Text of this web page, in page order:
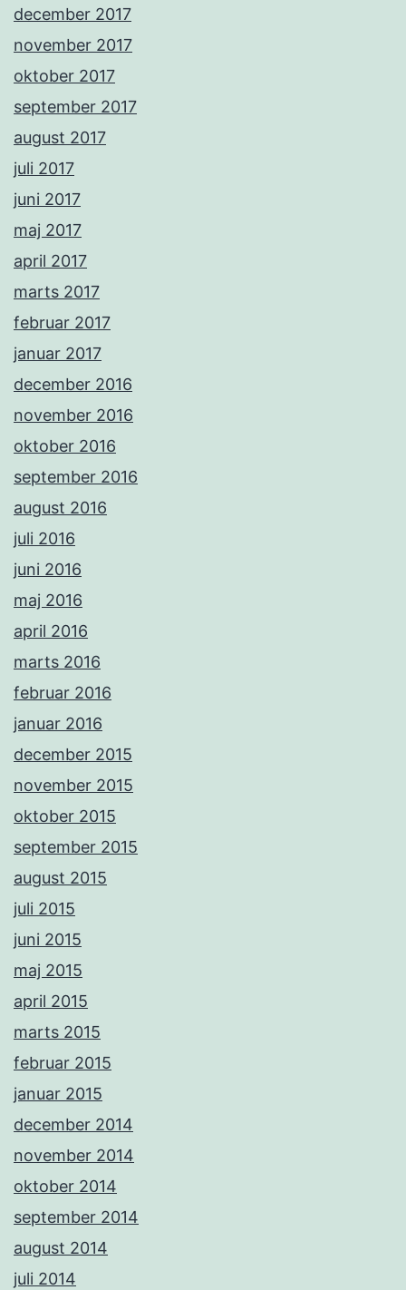
december 2017
november 2017
oktober 2017
september 2017
august 2017
juli 2017
juni 2017
maj 2017
april 2017
marts 2017
februar 2017
januar 2017
december 2016
november 2016
oktober 2016
september 2016
august 2016
juli 2016
juni 2016
maj 2016
april 2016
marts 2016
februar 2016
januar 2016
december 2015
november 2015
oktober 2015
september 2015
august 2015
juli 2015
juni 2015
maj 2015
april 2015
marts 2015
februar 2015
januar 2015
december 2014
november 2014
oktober 2014
september 2014
august 2014
juli 2014